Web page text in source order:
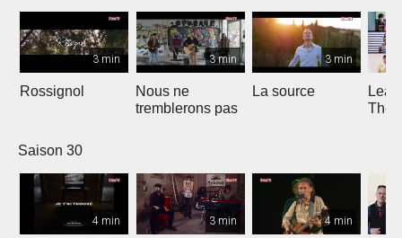
3 min
Rossignol
3 min
Nous ne
tremblerons pas
3 min
La source
The
Saison 30
4 min 3 min 4 min